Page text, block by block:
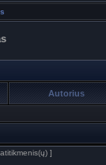
Autorius
]